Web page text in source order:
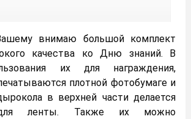
внимаю большой комплект
качества ко Дню знаний. В
их для награждения,
плотной фотобумаге и
в верхней части делается
для ленты. Также их можно